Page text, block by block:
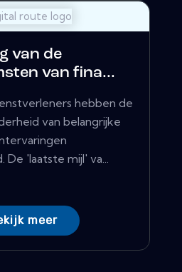
van de
van fina...
hebben de
van belangrijke
'laatste mijl' va...
meer